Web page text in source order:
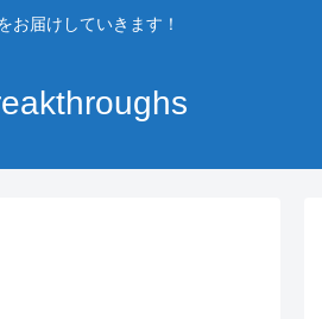
お届けしていきます！